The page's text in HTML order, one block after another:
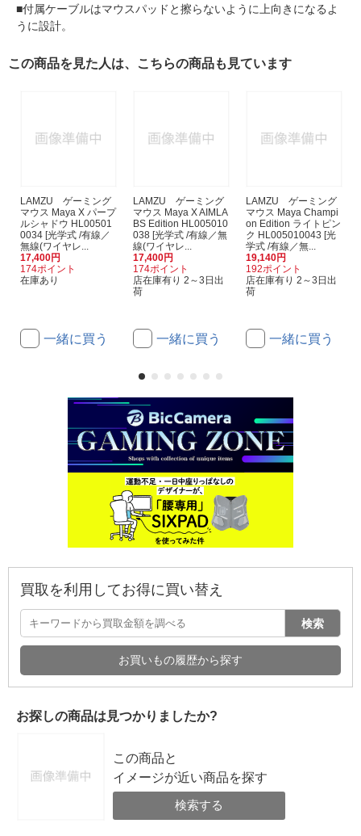
■付属ケーブルはマウスパッドと擦らないように上向きになるよ
うに設計。
この商品を見た人は、こちらの商品も見ています
LAMZU ゲーミング
マウス Maya X パープ
ルシャドウ HL00501
0034 [光学式 /有線／
無線(ワイヤレ...
17,400円
174ポイント
在庫あり
一緒に買う
LAMZU ゲーミング
マウス Maya X AIMLA
BS Edition HL005010
038 [光学式 /有線／無
線(ワイヤレ...
17,400円
174ポイント
店在庫有り 2～3日出
荷
一緒に買う
LAMZU ゲーミング
マウス Maya Champi
on Edition ライトピン
ク HL005010043 [光
学式 /有線／無...
19,140円
192ポイント
店在庫有り 2～3日出
荷
一緒に買う
買取を利用してお得に買い替え
検索
お買いもの履歴から探す
お探しの商品は見つかりましたか?
この商品と
イメージが近い商品を探す
検索する